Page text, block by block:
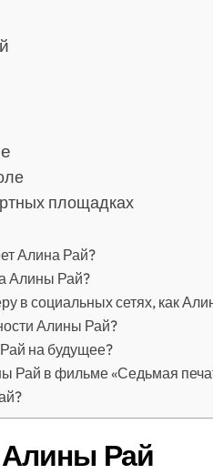
площадках
Алина Рай?
Алины Рай?
в социальных сетях, как
Алины Рай?
на будущее?
Рай в фильме «Седьмая
Рай